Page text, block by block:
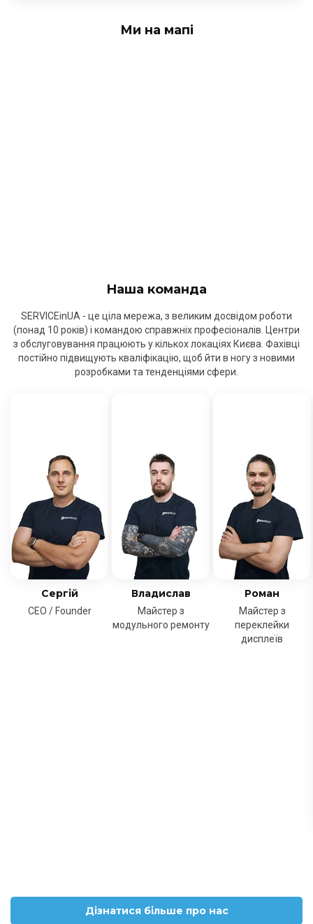
Ми на мапі
Наша команда
SERVICEinUA - це ціла мережа, з великим досвідом роботи
(понад 10 років) і командою справжніх професіоналів. Центри
з обслуговування працюють у кількох локаціях Києва. Фахівці
постійно підвищують кваліфікацію, щоб йти в ногу з новими
розробками та тенденціями сфери.
Сергій
CEO / Founder
Владислав
Майстер з
модульного ремонту
Роман
Майстер з
переклейки
дисплеїв
Дізнатися більше про нас